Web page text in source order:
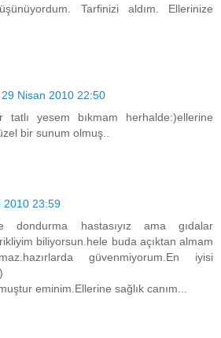
Tarfinizi aldım. Ellerinize
29 Nisan 2010 22:50
yesem bıkmam herhalde:)ellerine
bir sunum olmuş..
2010 23:59
dondurma hastasıyız ama gıdalar
biliyorsun.hele buda açıktan almam
güvenmiyorum.En iyisi
eminim.Ellerine sağlık canım...